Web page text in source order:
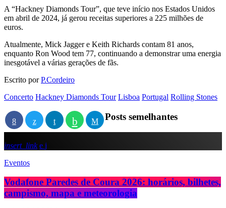
A “Hackney Diamonds Tour”, que teve início nos Estados Unidos
em abril de 2024, já gerou receitas superiores a 225 milhões de
euros.
Atualmente, Mick Jagger e Keith Richards contam 81 anos,
enquanto Ron Wood tem 77, continuando a demonstrar uma energia
inesgotável a várias gerações de fãs.
Escrito porP.Cordeiro
Concerto Hackney Diamonds Tour Lisboa Portugal Rolling Stones
Posts semelhantes
insert_link
Eventos
Vodafone Paredes de Coura 2026: horários, bilhetes,
campismo, mapa e meteorologia